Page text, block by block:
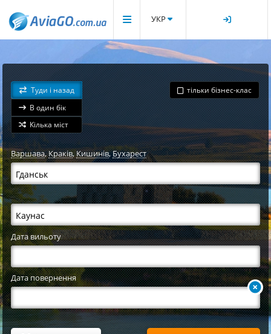
УКР
Туди і назад
В один бік
Кілька міст
тільки бізнес-клас
Варшава,Краків,Кишинів,Бухарест
Дата вильоту
Дата повернення